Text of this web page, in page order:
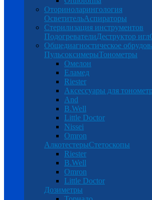
Оториноларингология
ОсветительАспираторы
Стерилизация инструментов
ПодогревателиДеструктор игл
Общедиагностическое
ПульсоксимерыТонометры
Омелон
Еламед
Riester
Аксессуары для
And
B.Well
Little Doctor
Nissei
Omron
АлкотестерыСтетоскопы
Riester
B.Well
Omron
Little Doctor
Дозиметры